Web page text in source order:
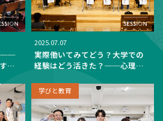
──
る
2025.07.07
実際働いてみてどう？大学での
経験はどう活きた？──心理福
祉学科「卒業生から学ぶ社会福
祉士・精神保健福祉士のリア
ル」を開催
学びと教育